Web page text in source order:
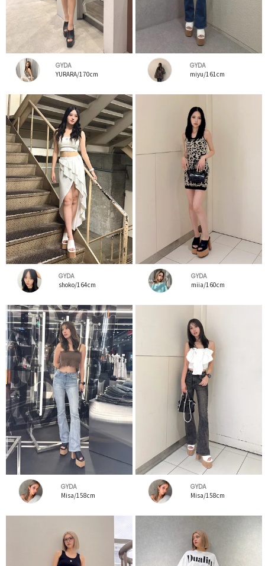
GYDA
YURARA/170cm
GYDA
miyu/161cm
GYDA
shoko/164cm
GYDA
miia/160cm
GYDA
Misa/158cm
GYDA
Misa/158cm